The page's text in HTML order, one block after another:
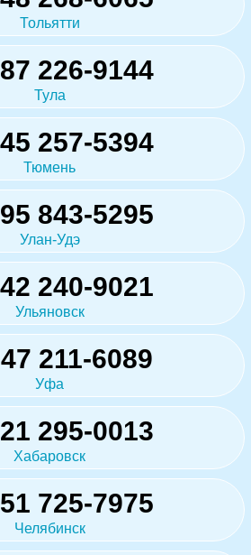
Тольятти
226-9144
Тула
257-5394
Тюмень
843-5295
Улан-Удэ
240-9021
Ульяновск
211-6089
Уфа
295-0013
Хабаровск
725-7975
Челябинск